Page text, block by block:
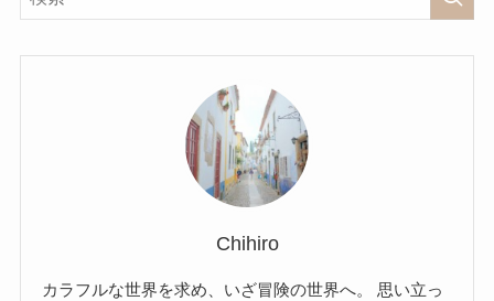
Chihiro
カラフルな世界を求め、いざ冒険の世界へ。 思い立っ